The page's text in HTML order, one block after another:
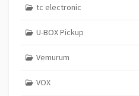
tc electronic
U-BOX Pickup
Vemurum
VOX